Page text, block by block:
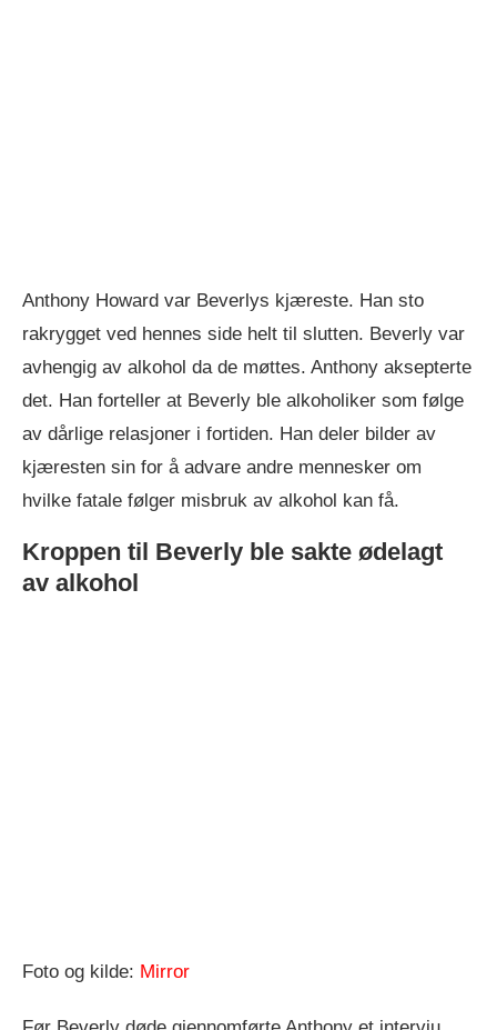
Anthony Howard var Beverlys kjæreste. Han sto
rakrygget ved hennes side helt til slutten. Beverly var
avhengig av alkohol da de møttes. Anthony aksepterte
det. Han forteller at Beverly ble alkoholiker som følge
av dårlige relasjoner i fortiden. Han deler bilder av
kjæresten sin for å advare andre mennesker om
hvilke fatale følger misbruk av alkohol kan få.
Kroppen til Beverly ble sakte ødelagt
av alkohol
Foto og kilde: Mirror